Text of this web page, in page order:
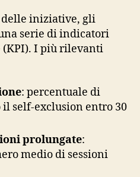
delle iniziative, gli
serie di indicatori
(KPI). I più rilevanti
: percentuale di
self‑exclusion entro 30
prolungate:
medio di sessioni